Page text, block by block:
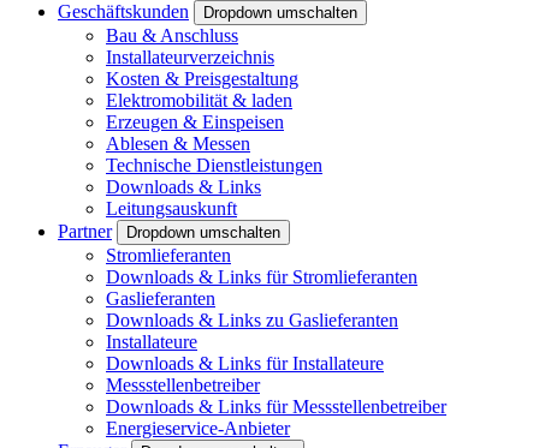
Geschäftskunden
Dropdown umschalten
Bau & Anschluss
Installateurverzeichnis
Kosten & Preisgestaltung
Elektromobilität & laden
Erzeugen & Einspeisen
Ablesen & Messen
Technische Dienstleistungen
Downloads & Links
Leitungsauskunft
Partner
Dropdown umschalten
Stromlieferanten
Downloads & Links für Stromlieferanten
Gaslieferanten
Downloads & Links zu Gaslieferanten
Installateure
Downloads & Links für Installateure
Messstellenbetreiber
Downloads & Links für Messstellenbetreiber
Energieservice-Anbieter